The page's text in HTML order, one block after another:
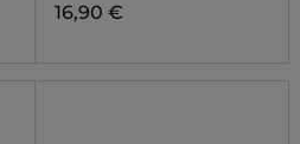
16,90 €